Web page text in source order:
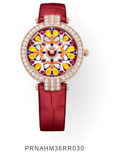
PRNAHM36RR030